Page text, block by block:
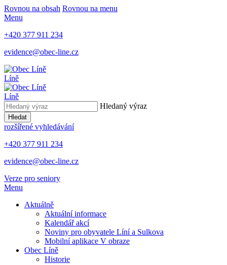
Rovnou na obsah Rovnou na menu
Menu
+420 377 911 234
evidence@obec-line.cz
Líně
Líně
Hledaný výraz
Hledat
rozšířené vyhledávání
+420 377 911 234
evidence@obec-line.cz
Verze pro seniory
Menu
Aktuálně
Aktuální informace
Kalendář akcí
Noviny pro obyvatele Líní a Sulkova
Mobilní aplikace V obraze
Obec Líně
Historie